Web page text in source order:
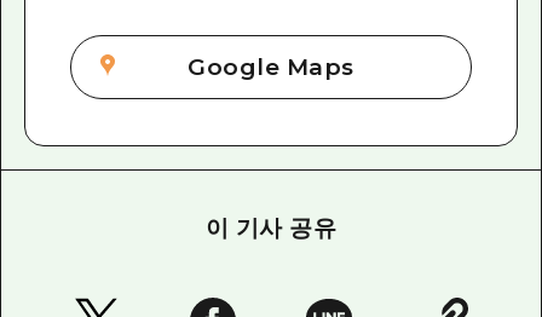
Google Maps
이 기사 공유